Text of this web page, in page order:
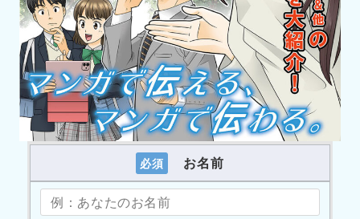
必須 お名前